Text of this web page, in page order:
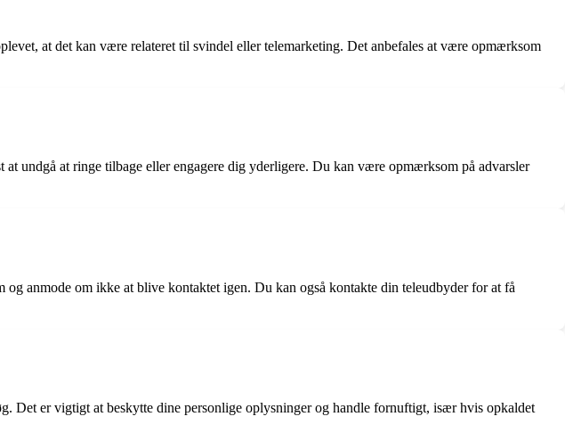
at det kan være relateret til svindel eller telemarketing. Det anbefales at være opmærksom
undgå at ringe tilbage eller engagere dig yderligere. Du kan være opmærksom på advarsler
anmode om ikke at blive kontaktet igen. Du kan også kontakte din teleudbyder for at få
Det er vigtigt at beskytte dine personlige oplysninger og handle fornuftigt, især hvis opkaldet